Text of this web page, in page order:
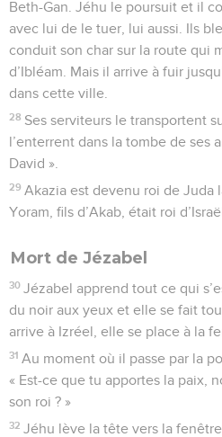
Beth-Gan. Jéhu le poursuit et il
avec lui de le tuer, lui aussi. Ils
conduit son char sur la route qui
d’Ibléam. Mais il arrive à fuir
dans cette ville.
28 Ses serviteurs le transportent
l’enterrent dans la tombe de ses
David ».
29 Akazia est devenu roi de Juda
Yoram, fils d’Akab, était roi
Mort de Jézabel
30 Jézabel apprend tout ce qui
du noir aux yeux et elle se fait
arrive à Izréel, elle se place à la
31 Au moment où il passe par la
« Est-ce que tu apportes la paix,
son roi ? »
32 Jéhu lève la tête vers la